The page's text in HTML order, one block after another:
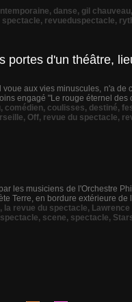
, danse, gil chauveau,
spectacle, revueduspectacle,
portes d'un théâtre,
aux vies minuscules, n'a
engagé "Le rouge éternel
, comédien, coulisses, destiné,
, Off, revue du spectacle,
les musiciens de l'Orchestre
Terre, en bordure extérieure
, la revue du spectacle,
, scene, spectacle,